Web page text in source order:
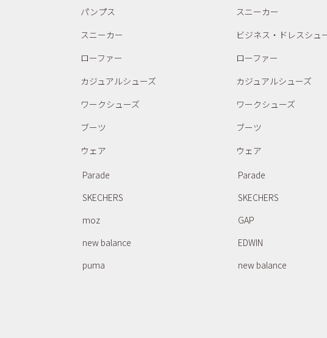
パンプス
スニーカー
ローファー
カジュアルシューズ
ワークシューズ
ブーツ
ウェア
Parade
SKECHERS
moz
new balance
puma
スニーカー
ビジネス・ドレスシュ
ローファー
カジュアルシューズ
ワークシューズ
ブーツ
ウェア
Parade
SKECHERS
GAP
EDWIN
new balance